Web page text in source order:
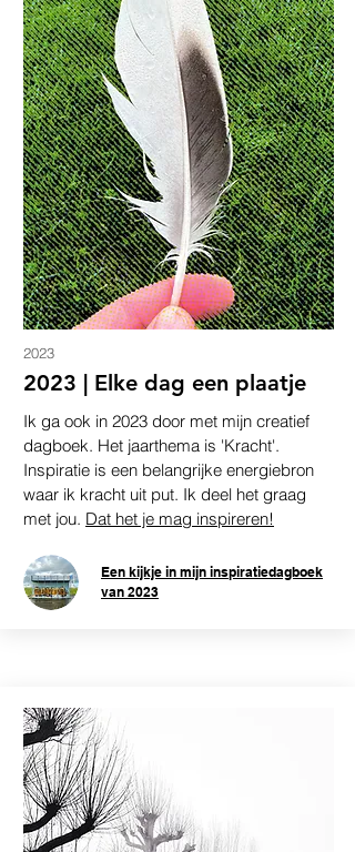
2023
2023 | Elke dag een plaatje
Ik ga ook in 2023 door met mijn creatief
dagboek. Het jaarthema is 'Kracht'.
Inspiratie is een belangrijke energiebron
waar ik kracht uit put. Ik deel het graag
met jou. Dat het je mag inspireren!
Een kijkje in mijn inspiratiedagboek
van 2023